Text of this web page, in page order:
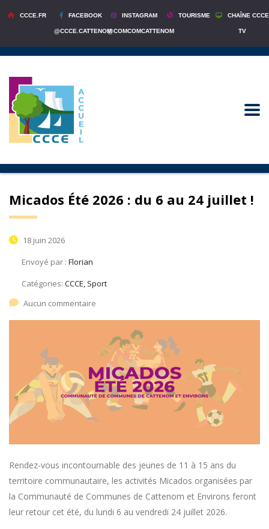
CCCE.FR FACEBOOK
@CCCE.CATTENOM
INSTAGRAM
@COMCOMCATTENOM
TOURISME CHAÎNE CCCE
TV
Micados Été 2026 : du 6 au 24 juillet !
18 juin 2026
Envoyé par : Florian
Catégories: CCCE, Sport
Aucun commentaire
Rendez-vous incontournable des jeunes de 11 à 15 ans du
territoire communautaire, les activités Micados organisées par
la Communauté de Communes de Cattenom et Environs feront
leur retour cet été, du lundi 6 au vendredi 24 juillet 2026.